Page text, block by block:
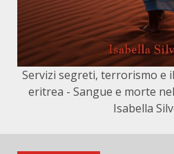
Servizi segreti, terrorismo e
eritrea - Sangue e morte
Isabella